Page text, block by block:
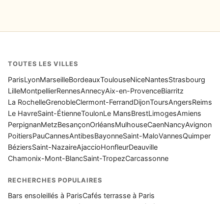
TOUTES LES VILLES
ParisLyonMarseilleBordeauxToulouseNiceNantesStrasbourg
LilleMontpellierRennesAnnecyAix-en-ProvenceBiarritz
La RochelleGrenobleClermont-FerrandDijonToursAngersReims
Le HavreSaint-ÉtienneToulonLe MansBrestLimogesAmiens
PerpignanMetzBesançonOrléansMulhouseCaenNancyAvignon
PoitiersPauCannesAntibesBayonneSaint-MaloVannesQuimper
BéziersSaint-NazaireAjaccioHonfleurDeauville
Chamonix-Mont-BlancSaint-TropezCarcassonne
RECHERCHES POPULAIRES
Bars ensoleillés à ParisCafés terrasse à Paris